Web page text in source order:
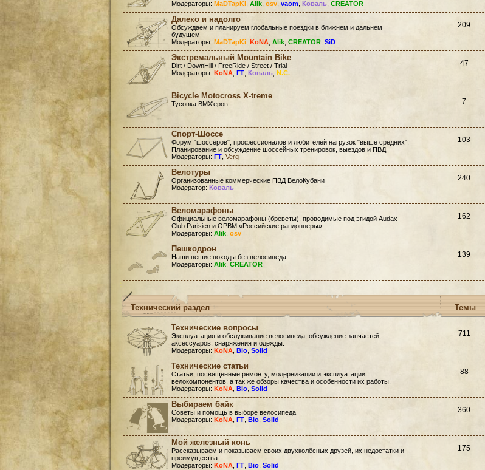
Модераторы: MaDTapKi Alik osv vaom Коваль CREATOR
Далеко и надолго
Обсуждаем и планируем глобальные поездки в ближнем и дальнем
будущем
Модераторы: MaDTapKi KoNA Alik CREATOR SiD
209
Экстремальный Mountain Bike
Dirt / DownHill / FreeRide / Street / Trial
Модераторы: KoNA ГТ Коваль N.C.
47
Bicycle Motocross X-treme
Тусовка BMX'еров 7
Спорт-Шоссе
Форум "шоссеров", профессионалов и любителей нагрузок "выше средних".
Планирование и обсуждение шоссейных тренировок, выездов и ПВД
Модераторы: ГТ Verg
103
Велотуры
Организованные коммерческие ПВД ВелоКубани
Модератор: Коваль
240
Веломарафоны
Официальные веломарафоны (бреветы), проводимые под эгидой Audax
Club Parisien и ОРВМ «Российские рандоннеры»
Модераторы: Alik osv
162
Пешкодрон
Наши пешие походы без велосипеда
Модераторы: Alik CREATOR
139
Технический раздел Темы
Технические вопросы
Эксплуатация и обслуживание велосипеда, обсуждение запчастей,
аксессуаров, снаряжения и одежды.
Модераторы: KoNA Bio Solid
711
Технические статьи
Статьи, посвящённые ремонту, модернизации и эксплуатации
велокомпонентов, а так же обзоры качества и особенности их работы.
Модераторы: KoNA Bio Solid
88
Выбираем байк
Советы и помощь в выборе велосипеда
Модераторы: KoNA ГТ Bio Solid
360
Мой железный конь
Рассказываем и показываем своих двухколёсных друзей, их недостатки и
преимущества
Модераторы: KoNA ГТ Bio Solid
175